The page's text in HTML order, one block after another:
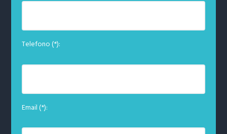
Telefono (*):
Email (*):